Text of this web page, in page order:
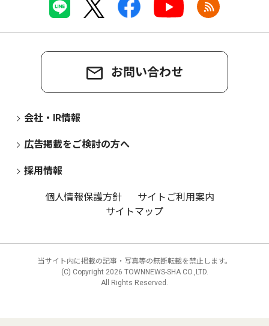
お問い合わせ
会社・IR情報
広告掲載をご検討の方へ
採用情報
個人情報保護方針
サイトご利用案内
サイトマップ
当サイト内に掲載の記事・写真等の無断転載を禁止します。
(C) Copyright 2026 TOWNNEWS-SHA CO.,LTD.
All Rights Reserved.